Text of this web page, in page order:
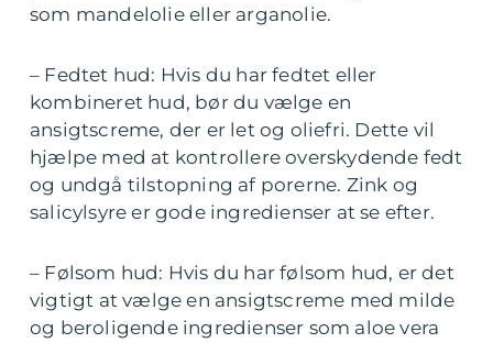
som mandelolie eller arganolie.
– Fedtet hud: Hvis du har fedtet eller
kombineret hud, bør du vælge en
ansigtscreme, der er let og oliefri. Dette vil
hjælpe med at kontrollere overskydende fedt
og undgå tilstopning af porerne. Zink og
salicylsyre er gode ingredienser at se efter.
– Følsom hud: Hvis du har følsom hud, er det
vigtigt at vælge en ansigtscreme med milde
og beroligende ingredienser som aloe vera